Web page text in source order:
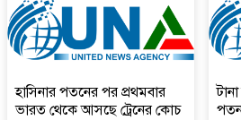
হাসিনার পতনের পর প্রথমবার
ভারত থেকে আসছে ট্রেনের কোচ